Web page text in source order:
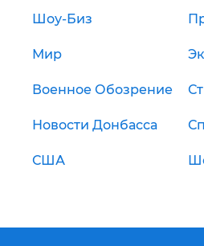
Шоу-Биз
Мир
Военное Обозрение
Новости Донбасса
США